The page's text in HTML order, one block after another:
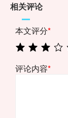
相关评论
本文评分*
评论内容*